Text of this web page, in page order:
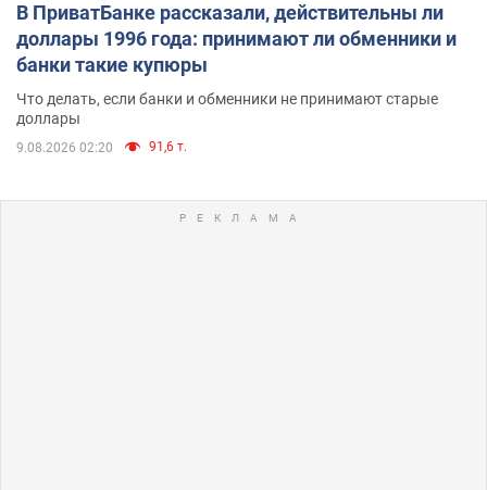
В ПриватБанке рассказали, действительны ли
доллары 1996 года: принимают ли обменники и
банки такие купюры
Что делать, если банки и обменники не принимают старые
доллары
9.08.2026 02:20 91,6 т.